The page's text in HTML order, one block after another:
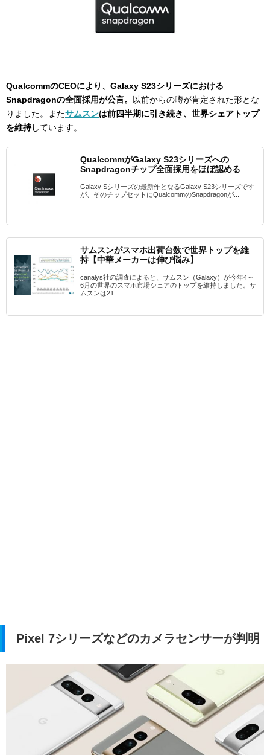
QualcommのCEOにより、Galaxy S23シリーズにおける
Snapdragonの全面採用が公言。
以前からの噂が肯定された形とな
りました。またサムスンは前四半期に引き続き、世界シェアトップ
を維持しています。
QualcommがGalaxy S23シリーズへの
Snapdragonチップ全面採用をほぼ認める
Galaxy Sシリーズの最新作となるGalaxy S23シリーズです
が、そのチップセットにQualcommのSnapdragonが...
サムスンがスマホ出荷台数で世界トップを維
持【中華メーカーは伸び悩み】
canalys社の調査によると、サムスン（Galaxy）が今年4～
6月の世界のスマホ市場シェアのトップを維持しました。サ
ムスンは21...
Pixel 7シリーズなどのカメラセンサーが判明